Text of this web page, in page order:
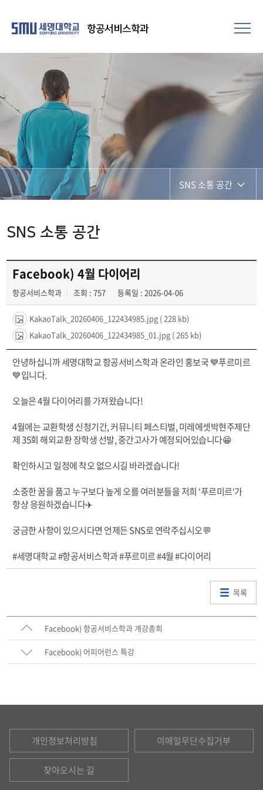
항공서비스학과
SNS 소통 공간
동아리
SNS 소통 공간
Facebook) 4월 다이어리
항공서비스학과 조회 : 757 등록일 : 2026-04-06
KakaoTalk_20260406_122434985.jpg ( 228 kb)
KakaoTalk_20260406_122434985_01.jpg ( 265 kb)
안녕하십니까 세명대학교 항공서비스학과 온라인 홍보국 💙푸르미르
💙입니다.
오늘은 4월 다이어리를 가져왔습니다!
4월에는 교환학생 신청기간, 커뮤니티 페스티벌, 미레에셋박현주제단
제 35회 해외교환 장학생 선발, 중간고사가 예정되어있습니다😁
확인하시고 일정에 착오 없으시길 바라겠습니다!
소중한 꿈을 품고 누구보다 높게 오를 여러분들을 저희 ‘푸르미르‘가
항상 응원하겠습니다✈️
궁금한 사항이 있으시다면 언제든 SNS로 연락주십시오💬
#세명대학교 #항공서비스학과 #푸르미르 #4월 #다이어리
목록
Facebook) 항공서비스학과 개강총회
Facebook) 어피어런스 특강
개인정보처리방침 이메일무단수집거부
찾아오시는 길